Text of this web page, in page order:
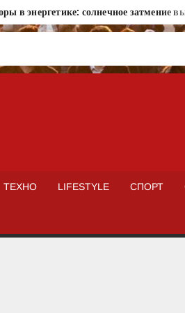
солнечное затмение
ТЕХНО LIFESTYLE СПОРТ